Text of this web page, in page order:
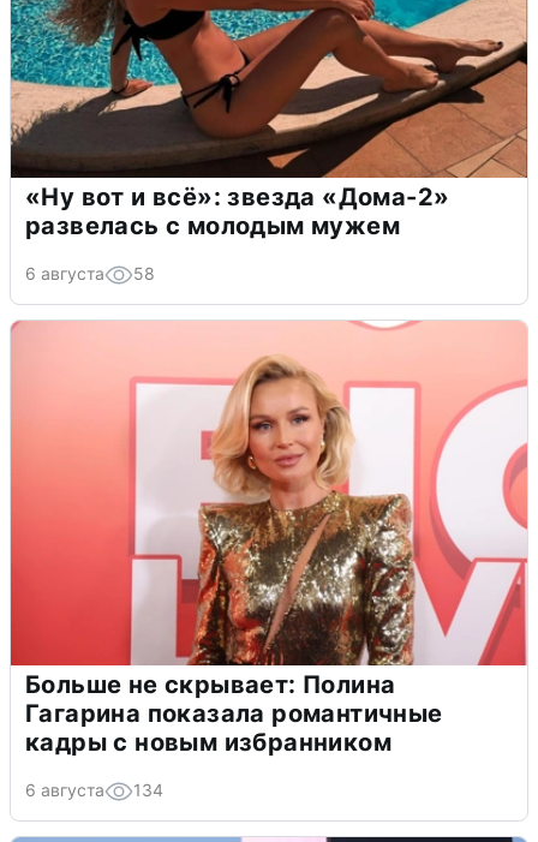
«Ну вот и всё»: звезда «Дома-2»
развелась с молодым мужем
6 августа 58
Больше не скрывает: Полина
Гагарина показала романтичные
кадры с новым избранником
6 августа 134